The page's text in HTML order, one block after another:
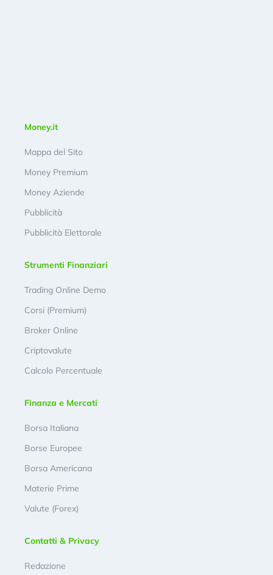
Money.it
Mappa del Sito
Money Premium
Money Aziende
Pubblicità
Pubblicità Elettorale
Strumenti Finanziari
Trading Online Demo
Corsi (Premium)
Broker Online
Criptovalute
Calcolo Percentuale
Finanza e Mercati
Borsa Italiana
Borse Europee
Borsa Americana
Materie Prime
Valute (Forex)
Contatti & Privacy
Redazione